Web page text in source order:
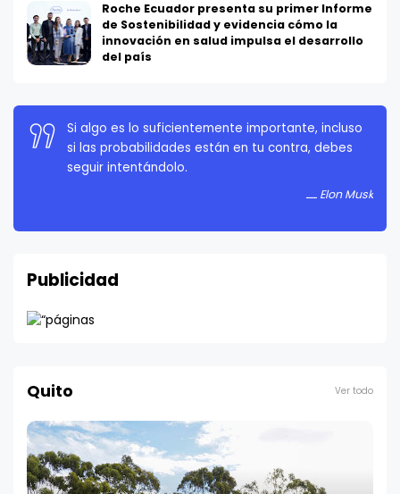
Roche Ecuador presenta su primer Informe
de Sostenibilidad y evidencia cómo la
innovación en salud impulsa el desarrollo
del país
Si algo es lo suficientemente importante, incluso
si las probabilidades están en tu contra, debes
seguir intentándolo.
Elon Musk
La persistencia es muy importante. No debes
rendirte a menos que estés obligado a rendirte.
Publicidad
Quito Ver todo